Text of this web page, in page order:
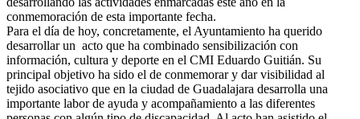
conmemoración de esta importante fecha.
Para el día de hoy, concretamente, el Ayuntamiento ha querido
desarrollar un acto que ha combinado sensibilización con
información, cultura y deporte en el CMI Eduardo Guitián. Su
principal objetivo ha sido el de conmemorar y dar visibilidad al
tejido asociativo que en la ciudad de Guadalajara desarrolla una
importante labor de ayuda y acompañamiento a las diferentes